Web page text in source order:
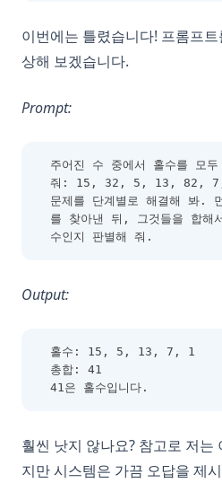
이번에는 틀렸습니다! 프롬프
상해 보겠습니다.
Prompt:
주어진 수 중에서 홀수를 모
줘: 15, 32, 5, 13, 82,
문제를 단계별로 해결해 봐.
를 찾아낸 뒤, 그것들을 합해
수인지 판별해 줘.
Output:
홀수: 15, 5, 13, 7, 1
총합: 41
41은 홀수입니다.
훨씬 낫지 않나요? 참고로 저는
지만 시스템은 가끔 오답을 제